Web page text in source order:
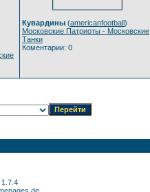
Кувардины (americanfootball)
Московские Патриоты - Московские
Танки
Коментарии: 0
1.7.4